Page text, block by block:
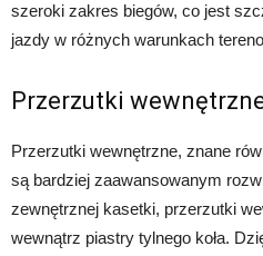
szeroki zakres biegów, co jest
jazdy w różnych warunkach
Przerzutki
Przerzutki wewnętrzne, znane
są bardziej zaawansowanym
zewnętrznej kasetki, przerzutki
wewnątrz piastry tylnego koła.